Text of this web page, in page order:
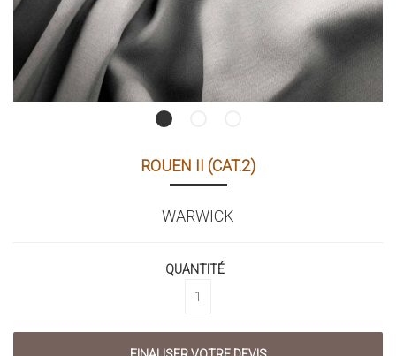
ROUEN II (CAT.2)
WARWICK
QUANTITÉ